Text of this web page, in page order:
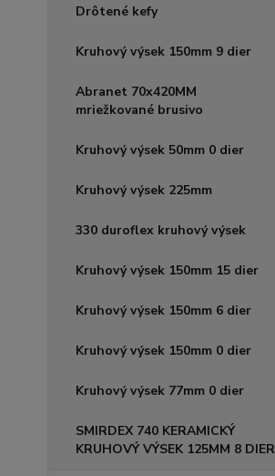
Drôtené kefy
Kruhový výsek 150mm 9 dier
Abranet 70x420MM
mriežkované brusivo
Kruhový výsek 50mm 0 dier
Kruhový výsek 225mm
330 duroflex kruhový výsek
Kruhový výsek 150mm 15 dier
Kruhový výsek 150mm 6 dier
Kruhový výsek 150mm 0 dier
Kruhový výsek 77mm 0 dier
SMIRDEX 740 KERAMICKÝ
KRUHOVÝ VÝSEK 125MM 8 DIER